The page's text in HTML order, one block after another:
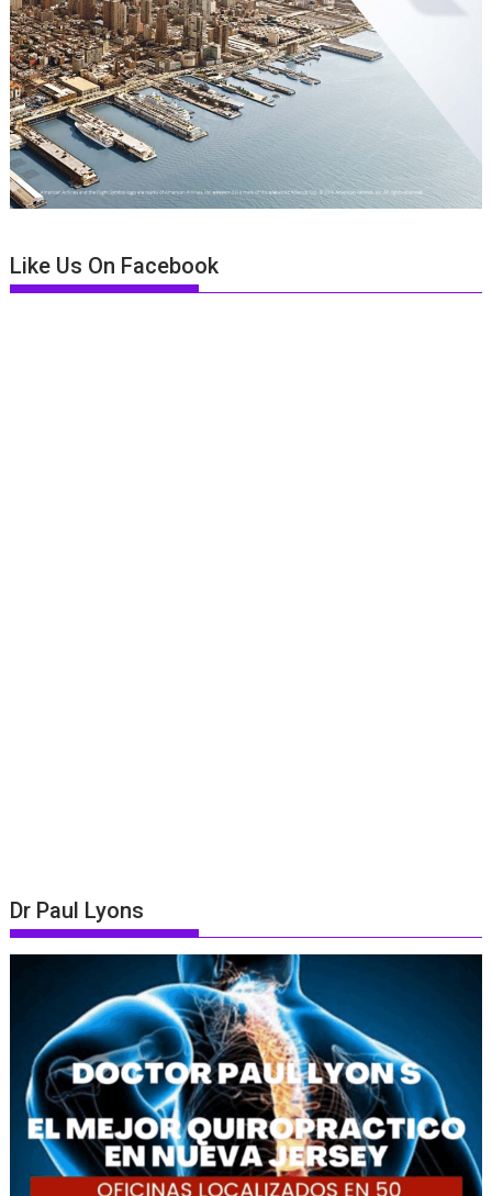
Like Us On Facebook
Dr Paul Lyons